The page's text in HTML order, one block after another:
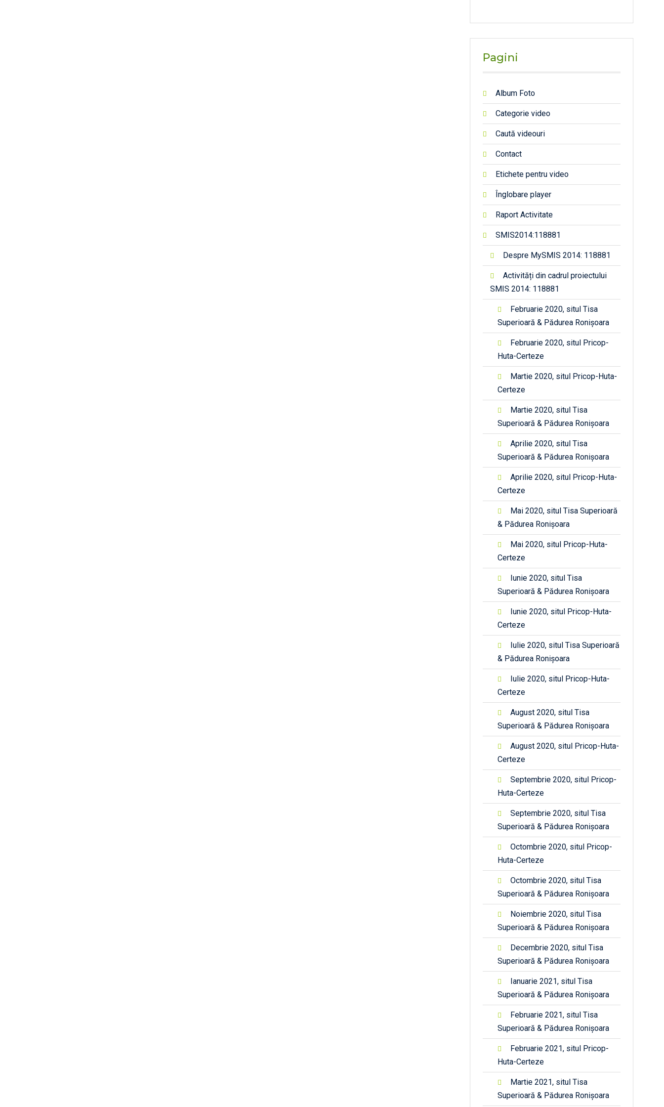
Pagini
Album Foto
Categorie video
Caută videouri
Contact
Etichete pentru video
Înglobare player
Raport Activitate
SMIS2014:118881
Despre MySMIS 2014: 118881
Activități din cadrul proiectului
SMIS 2014: 118881
Februarie 2020, situl Tisa
Superioară & Pădurea Ronișoara
Februarie 2020, situl Pricop-
Huta-Certeze
Martie 2020, situl Pricop-Huta-
Certeze
Martie 2020, situl Tisa
Superioară & Pădurea Ronișoara
Aprilie 2020, situl Tisa
Superioară & Pădurea Ronișoara
Aprilie 2020, situl Pricop-Huta-
Certeze
Mai 2020, situl Tisa Superioară
& Pădurea Ronișoara
Mai 2020, situl Pricop-Huta-
Certeze
Iunie 2020, situl Tisa
Superioară & Pădurea Ronișoara
Iunie 2020, situl Pricop-Huta-
Certeze
Iulie 2020, situl Tisa Superioară
& Pădurea Ronișoara
Iulie 2020, situl Pricop-Huta-
Certeze
August 2020, situl Tisa
Superioară & Pădurea Ronișoara
August 2020, situl Pricop-Huta-
Certeze
Septembrie 2020, situl Pricop-
Huta-Certeze
Septembrie 2020, situl Tisa
Superioară & Pădurea Ronișoara
Octombrie 2020, situl Pricop-
Huta-Certeze
Octombrie 2020, situl Tisa
Superioară & Pădurea Ronișoara
Noiembrie 2020, situl Tisa
Superioară & Pădurea Ronișoara
Decembrie 2020, situl Tisa
Superioară & Pădurea Ronișoara
Ianuarie 2021, situl Tisa
Superioară & Pădurea Ronișoara
Februarie 2021, situl Tisa
Superioară & Pădurea Ronișoara
Februarie 2021, situl Pricop-
Huta-Certeze
Martie 2021, situl Tisa
Superioară & Pădurea Ronișoara